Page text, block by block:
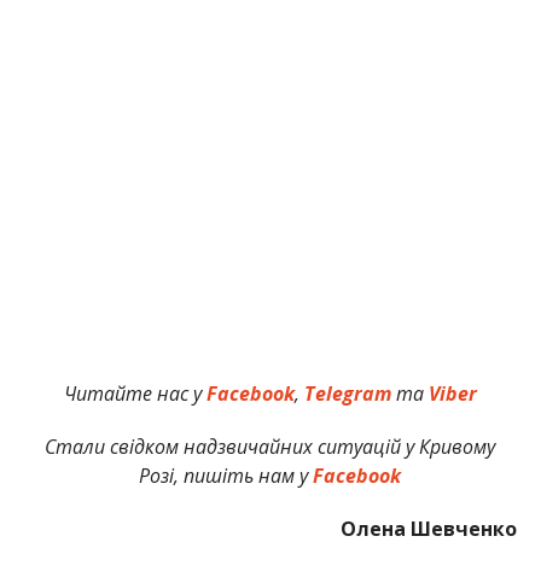
Читайте нас уFacebook, Telegramта Viber
Стали свідком надзвичайних ситуацій у Кривому
Розі, пишіть нам уFacebook
Олена Шевченко